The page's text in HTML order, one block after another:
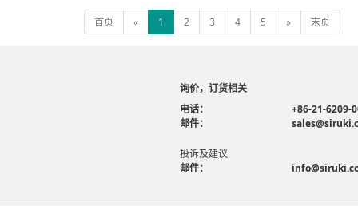
首页 « 1 2 3 4 5 » 末页
询价，订货相关
电话：
+86-21-6209-
邮件：
投诉及建议
邮件：